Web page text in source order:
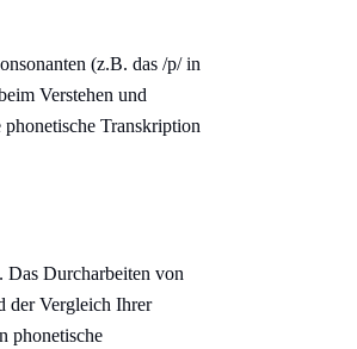
(z.B. das /p/ in
Verstehen und
Transkription
Das Durcharbeiten von
der Vergleich Ihrer
phonetische